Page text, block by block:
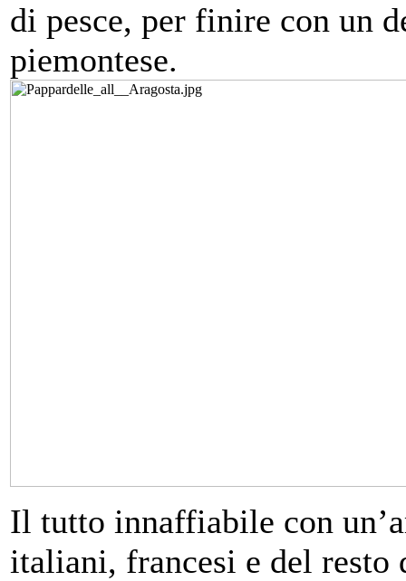
di pesce, per finire con un
piemontese.
Il tutto innaffiabile con
italiani, francesi e del